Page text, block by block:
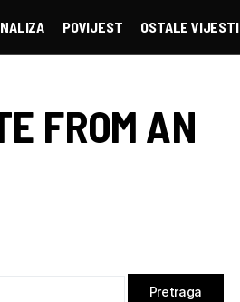
POVIJEST OSTALE VIJESTI
FROM AN